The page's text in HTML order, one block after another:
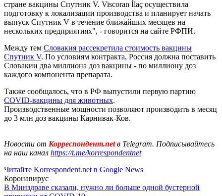
стране вакцины Спутник V. Viscoran İlaç осуществила
подготовку к локализации производства и планирует начать
выпуск Спутник V в течение ближайших месяцев на
нескольких предприятиях", - говорится на сайте РФПИ.
Между тем Словакия рассекретила стоимость вакцины
Спутник V. По условиям контракта, Россия должна поставить
Словакии два миллиона доз вакцины - по миллиону доз
каждого компонента препарата.
Также сообщалось, что в РФ выпустили первую партию
COVID-вакцины для животных.
Производственные мощности позволяют производить в месяц
до 3 млн доз вакцины Карнивак-Ков.
Новости от Корреспондент.netв Telegram. Подписывайтесь
на наш канал https://t.me/korrespondentnet
Читайте Korrespondent.net в Google News
Коронавирус
В Минздраве сказали, нужно ли больше одной бустерной